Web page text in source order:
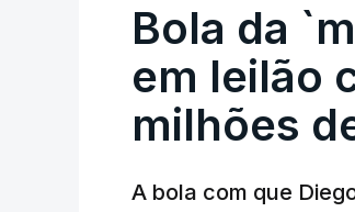
Bola da
em leilão
milhões
A bola com que